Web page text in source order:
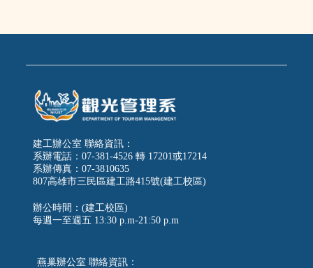
建工辦公室 聯絡資訊：
系辦電話：07-381-4526 轉 17201或17214
系辦傳真：07-3810635
807高雄市三民區建工路415號(建工校區)
辦公時間：(建工校區)
每週一至週五 13:30 p.m-21:50 p.m
燕巢辦公室 聯絡資訊：